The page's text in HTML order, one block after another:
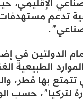
تدعم
الدولتين في
الطبيعية
تتمتع بها قطر،
لتركيا”، حسب